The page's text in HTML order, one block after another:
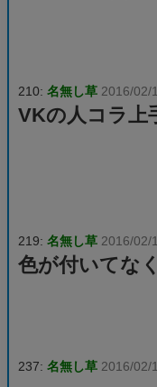
210: 名無し草 2016/02/
VKの人コラ上
219: 名無し草 2016/02/
色が付いてな
237: 名無し草 2016/02/